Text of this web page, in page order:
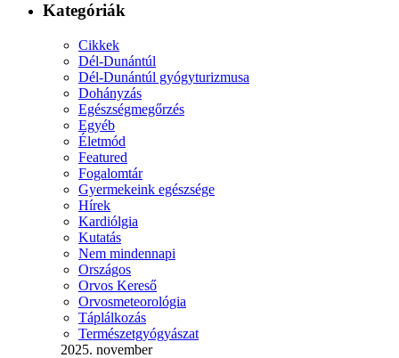
Kategóriák
Cikkek
Dél-Dunántúl
Dél-Dunántúl gyógyturizmusa
Dohányzás
Egészségmegőrzés
Egyéb
Életmód
Featured
Fogalomtár
Gyermekeink egészsége
Hírek
Kardiólgia
Kutatás
Nem mindennapi
Országos
Orvos Kereső
Orvosmeteorológia
Táplálkozás
Természetgyógyászat
2025. november